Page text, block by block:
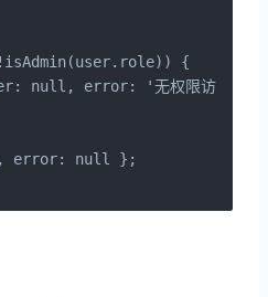
{
null, error: '无权限访问' };
error: null };